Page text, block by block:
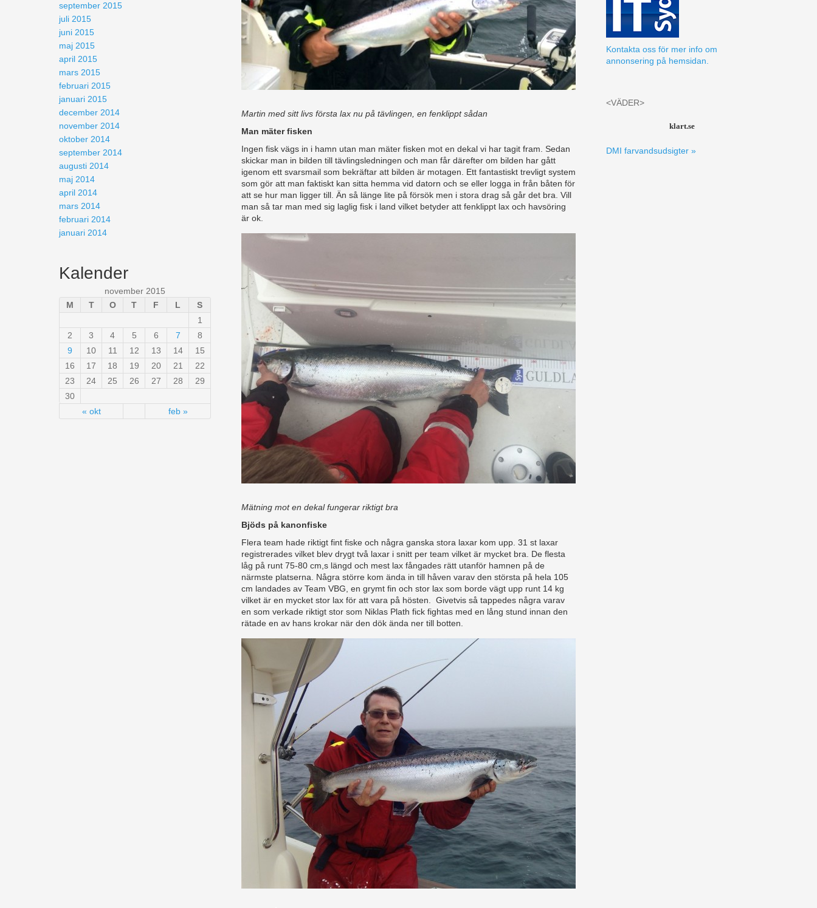
Martin med sitt livs första lax nu på tävlingen, en fenklippt sådan
Man mäter fisken
Ingen fisk vägs in i hamn utan man mäter fisken mot en dekal vi har tagit fram. Sedan
skickar man in bilden till tävlingsledningen och man får därefter om bilden har gått
igenom ett svarsmail som bekräftar att bilden är motagen. Ett fantastiskt trevligt system
som gör att man faktiskt kan sitta hemma vid datorn och se eller logga in från båten för
att se hur man ligger till. Än så länge lite på försök men i stora drag så går det bra. Vill
man så tar man med sig laglig fisk i land vilket betyder att fenklippt lax och havsöring
är ok.
Mätning mot en dekal fungerar riktigt bra
Bjöds på kanonfiske
Flera team hade riktigt fint fiske och några ganska stora laxar kom upp. 31 st laxar
registrerades vilket blev drygt två laxar i snitt per team vilket är mycket bra. De flesta
låg på runt 75-80 cm,s längd och mest lax fångades rätt utanför hamnen på de
närmste platserna. Några större kom ända in till håven varav den största på hela 105
cm landades av Team VBG, en grymt fin och stor lax som borde vägt upp runt 14 kg
vilket är en mycket stor lax för att vara på hösten. Givetvis så tappedes några varav
en som verkade riktigt stor som Niklas Plath fick fightas med en lång stund innan den
rätade en av hans krokar när den dök ända ner till botten.
september 2015
juli 2015
juni 2015
maj 2015
april 2015
mars 2015
februari 2015
januari 2015
december 2014
november 2014
oktober 2014
september 2014
augusti 2014
maj 2014
april 2014
mars 2014
februari 2014
januari 2014
Kalender
november 2015
M
T O T F L S
« okt feb »
1
2
3 4 5 6 7
8
9
10 11 12 13 14
15
16
17 18 19 20 21
22
23
24 25 26 27 28
29
30
Kontakta oss för mer info om
annonsering på hemsidan.
<VÄDER>
klart.se
DMI farvandsudsigter »